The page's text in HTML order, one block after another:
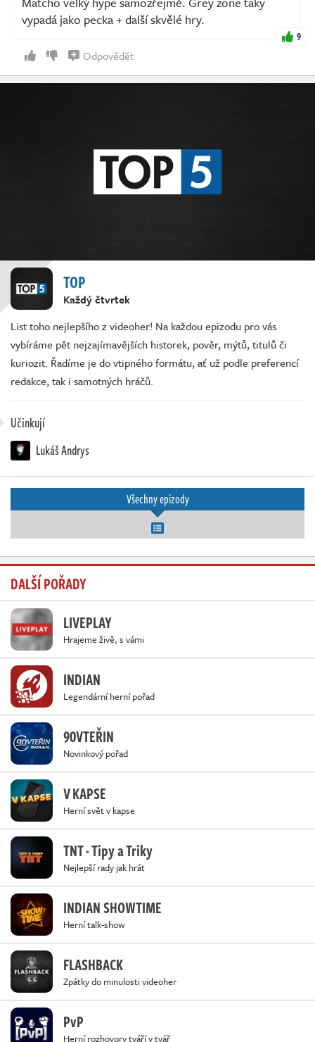
TOP
Každý čtvrtek
List toho nejlepšího z videoher! Na každou epizodu pro vás
vybíráme pět nejzajímavějších historek, pověr, mýtů, titulů či
kuriozit. Řadíme je do vtipného formátu, ať už podle preferencí
redakce, tak i samotných hráčů.
Učinkují
Lukáš Andrys
Všechny epizody
DALŠÍ POŘADY
LIVEPLAY
Hrajeme živě, s vámi
INDIAN
Legendární herní pořad
90VTEŘIN
Novinkový pořad
V KAPSE
Herní svět v kapse
TNT - Tipy a Triky
Nejlepší rady jak hrát
INDIAN SHOWTIME
Herní talk-show
FLASHBACK
Zpátky do minulosti videoher
PvP
Herní rozhovory tváří v tvář
vypadá jako pecka + další skvělé hry.
9
Odpovědět